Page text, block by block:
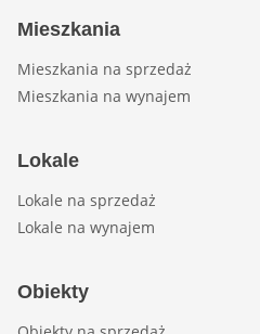
Mieszkania
Mieszkania na sprzedaż
Mieszkania na wynajem
Lokale
Lokale na sprzedaż
Lokale na wynajem
Obiekty